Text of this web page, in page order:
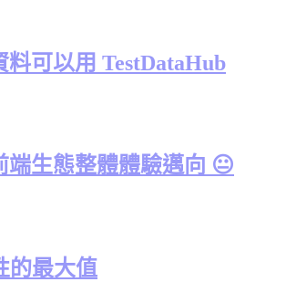
料可以用 TestDataHub
端生態整體體驗邁向 😐
的最大值